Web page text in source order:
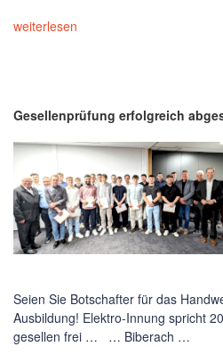
weiterlesen
Gesellenprüfung erfolgreich
Seien Sie Botschafter für das
Ausbildung! Elektro-Innung spricht
gesellen frei … … Biberach …